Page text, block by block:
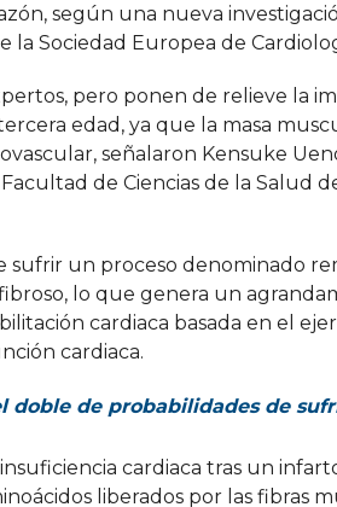
según una nueva
la Sociedad Europea de
pero ponen de relieve la
edad, ya que la masa
señalaron Kensuke
de Ciencias de la Salud
sufrir un proceso denominado
lo que genera un
cardiaca basada en el
cardiaca.
doble de probabilidades de
cardiaca tras un
liberados por las fibras